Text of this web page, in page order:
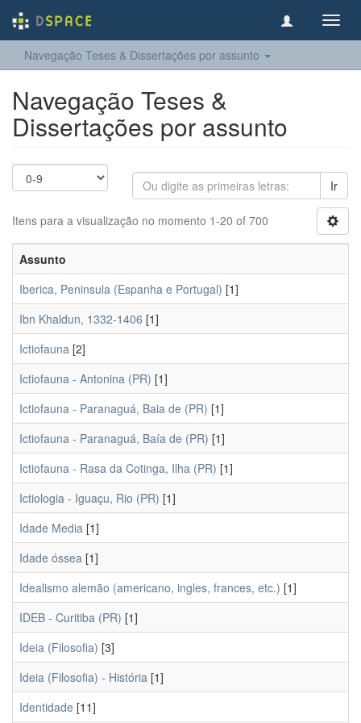
Navegação Teses & Dissertações por assunto
Navegação Teses &
Dissertações por assunto
Ir
Itens para a visualização no momento 1-20 of 700
Assunto
Iberica, Peninsula (Espanha e Portugal) [1]
Ibn Khaldun, 1332-1406 [1]
Ictiofauna [2]
Ictiofauna - Antonina (PR) [1]
Ictiofauna - Paranaguá, Baia de (PR) [1]
Ictiofauna - Paranaguá, Baía de (PR) [1]
Ictiofauna - Rasa da Cotinga, Ilha (PR) [1]
Ictiologia - Iguaçu, Rio (PR) [1]
Idade Media [1]
Idade óssea [1]
Idealismo alemão (americano, ingles, frances, etc.) [1]
IDEB - Curitiba (PR) [1]
Ideia (Filosofia) [3]
Ideia (Filosofia) - História [1]
Identidade [11]